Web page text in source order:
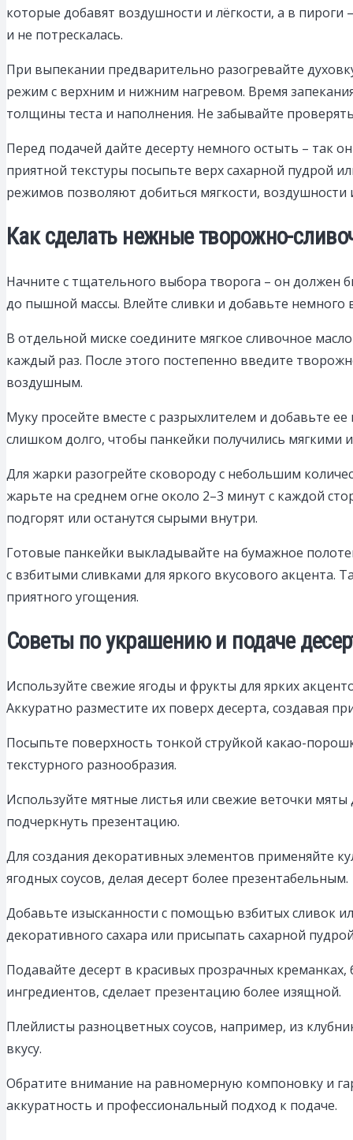
которые добавят воздушности и лёгкости, а в
и не потрескалась.
При выпекании предварительно разогревайте
режим с верхним и нижним нагревом. Время
толщины теста и наполнения. Не забывайте
Перед подачей дайте десерту немного остыть – так
приятной текстуры посыпьте верх сахарной пудрой
режимов позволяют добиться мягкости, воздушности
Как сделать нежные творожно-
Начните с тщательного выбора творога – он должен
до пышной массы. Влейте сливки и добавьте немного
В отдельной миске соедините мягкое сливочное
каждый раз. После этого постепенно введите
воздушным.
Муку просейте вместе с разрыхлителем и добавьте
слишком долго, чтобы панкейки получились
Для жарки разогрейте сковороду с небольшим
жарьте на среднем огне около 2–3 минут с каждой
подгорят или останутся сырыми внутри.
Готовые панкейки выкладывайте на бумажное
с взбитыми сливками для яркого вкусового
приятного угощения.
Советы по украшению и подаче
Используйте свежие ягоды и фрукты для ярких
Аккуратно разместите их поверх десерта, создавая
Посыпьте поверхность тонкой струйкой какао-
текстурного разнообразия.
Используйте мятные листья или свежие веточки
подчеркнуть презентацию.
Для создания декоративных элементов применяйте
ягодных соусов, делая десерт более презентабельным.
Добавьте изысканности с помощью взбитых сливок
декоративного сахара или присыпать сахарной
Подавайте десерт в красивых прозрачных креманках,
ингредиентов, сделает презентацию более изящной.
Плейлисты разноцветных соусов, например, из
вкусу.
Обратите внимание на равномерную компоновку и
аккуратность и профессиональный подход к подаче.